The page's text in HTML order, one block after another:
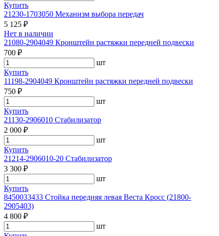
Купить
21230-1703050 Механизм выбора передач
5 125 ₽
Нет в наличии
21080-2904049 Кронштейн растяжки передней подвески
700 ₽
шт
Купить
11198-2904049 Кронштейн растяжки передней подвески
750 ₽
шт
Купить
21130-2906010 Стабилизатор
2 000 ₽
шт
Купить
21214-2906010-20 Стабилизатор
3 300 ₽
шт
Купить
8450033433 Стойка передняя левая Веста Кросс (21800-
2905403)
4 800 ₽
шт